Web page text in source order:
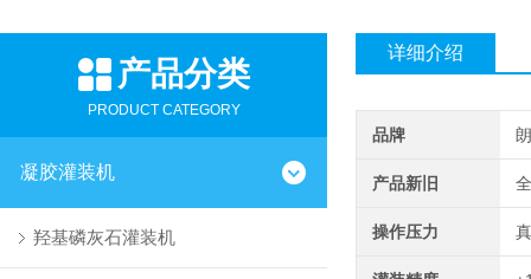
产品分类
PRODUCT CATEGORY
凝胶灌装机
羟基磷灰石灌装机
详细介绍
品牌
产品新旧
操作压力